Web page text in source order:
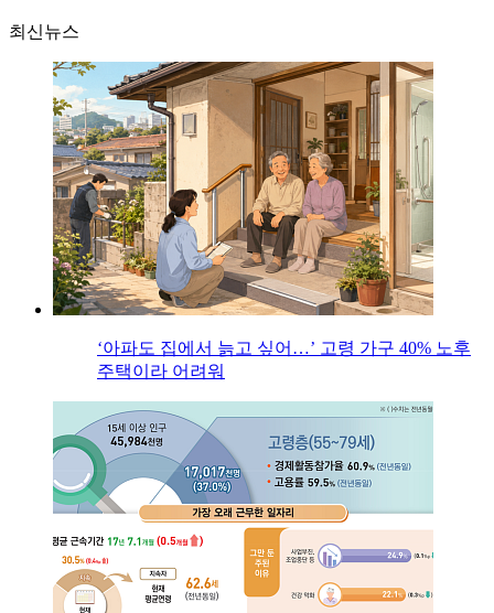
최신뉴스
‘아파도 집에서 늙고 싶어…’ 고령 가구 40% 노후
주택이라 어려워